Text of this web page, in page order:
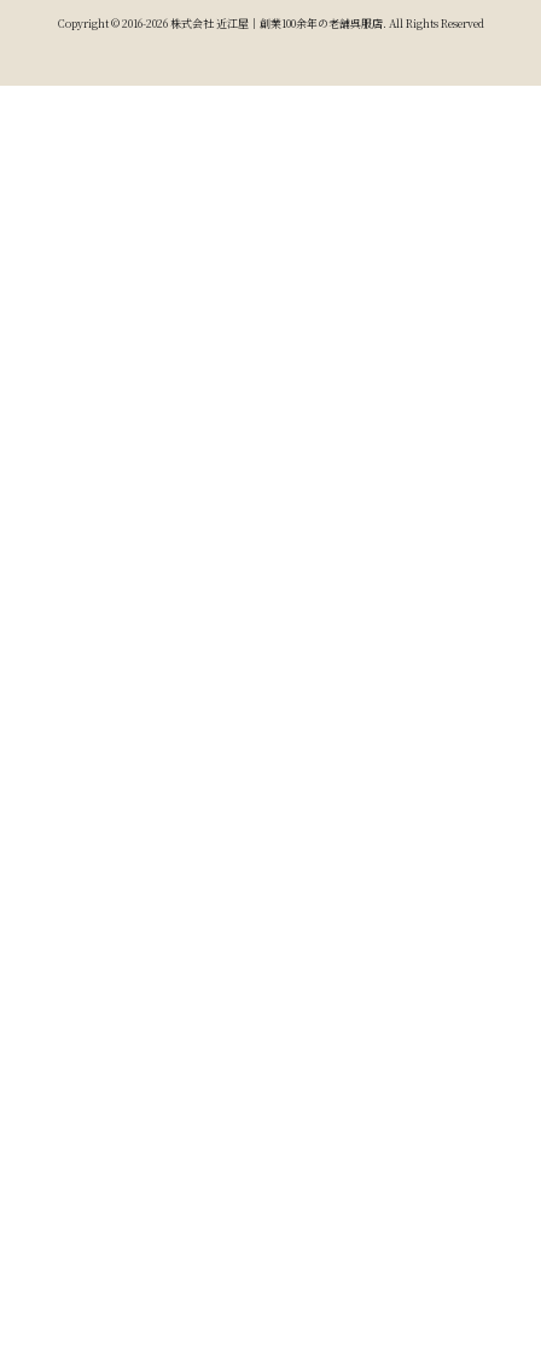
Copyright © 2016-2026 株式会社 近江屋｜創業100余年の老舗呉服店. All Rights Reserved